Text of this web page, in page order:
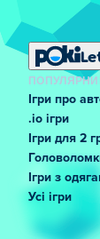
Ігри про
.io ігри
Ігри для 2
Ігри з
Усі ігри